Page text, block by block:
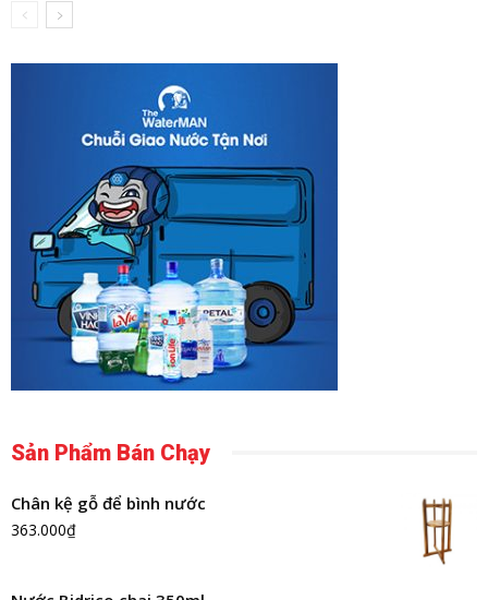
Sản Phẩm Bán Chạy
Chân kệ gỗ để bình nước
363.000₫